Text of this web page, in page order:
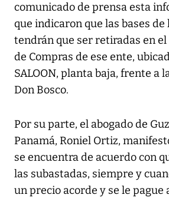
comunicado de prensa esta
que indicaron que las bases
tendrán que ser retiradas en
de Compras de ese ente,
SALOON, planta baja, frente a
Don Bosco.
Por su parte, el abogado de
Panamá, Roniel Ortiz,
se encuentra de acuerdo con
las subastadas, siempre y
un precio acorde y se le pague